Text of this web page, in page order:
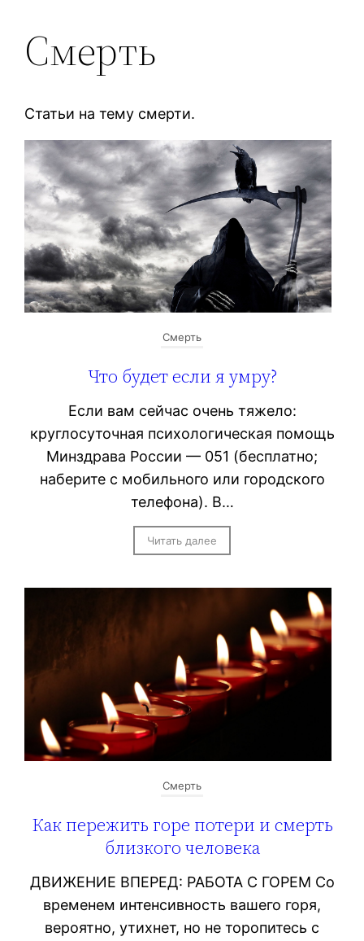
Смерть
Статьи на тему смерти.
Смерть
Что будет если я умру?
Если вам сейчас очень тяжело:
круглосуточная психологическая помощь
Минздрава России — 051 (бесплатно;
наберите с мобильного или городского
телефона). В…
Читать далее
Смерть
Как пережить горе потери и смерть
близкого человека
ДВИЖЕНИЕ ВПЕРЕД: РАБОТА С ГОРЕМ Со
временем интенсивность вашего горя,
вероятно, утихнет, но не торопитесь с